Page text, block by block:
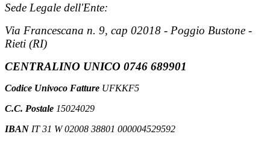
Sede Legale dell'Ente:
Via Francescana n. 9, cap 02018 - Poggio Bustone -
Rieti (RI)
CENTRALINO UNICO 0746 689901
Codice Univoco Fatture UFKKF5
C.C. Postale 15024029
IBAN IT 31 W 02008 38801 000004529592